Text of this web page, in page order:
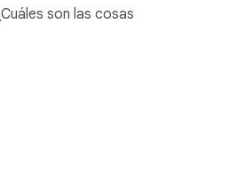
son las cosas